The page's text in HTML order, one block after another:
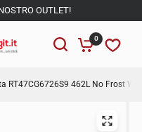
OUTLET!
0
RT47CG6726S9 462L No Frost